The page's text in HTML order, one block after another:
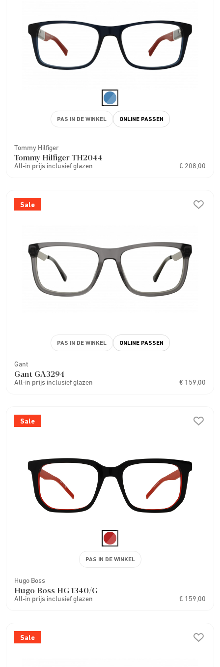
Tommy Hilfiger
Tommy Hilfiger TH2044
All-in prijs inclusief glazen € 208,00
PAS IN DE WINKEL ONLINE PASSEN
Sale
Gant
Gant GA3294
All-in prijs inclusief glazen € 159,00
PAS IN DE WINKEL ONLINE PASSEN
Sale
Hugo Boss
Hugo Boss HG 1340/G
All-in prijs inclusief glazen € 159,00
PAS IN DE WINKEL
Sale